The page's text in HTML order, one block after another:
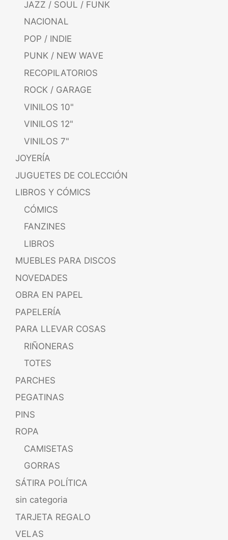
JAZZ / SOUL / FUNK
NACIONAL
POP / INDIE
PUNK / NEW WAVE
RECOPILATORIOS
ROCK / GARAGE
VINILOS 10"
VINILOS 12"
VINILOS 7"
JOYERÍA
JUGUETES DE COLECCIÓN
LIBROS Y CÓMICS
CÓMICS
FANZINES
LIBROS
MUEBLES PARA DISCOS
NOVEDADES
OBRA EN PAPEL
PAPELERÍA
PARA LLEVAR COSAS
RIÑONERAS
TOTES
PARCHES
PEGATINAS
PINS
ROPA
CAMISETAS
GORRAS
SÁTIRA POLÍTICA
sin categoria
TARJETA REGALO
VELAS